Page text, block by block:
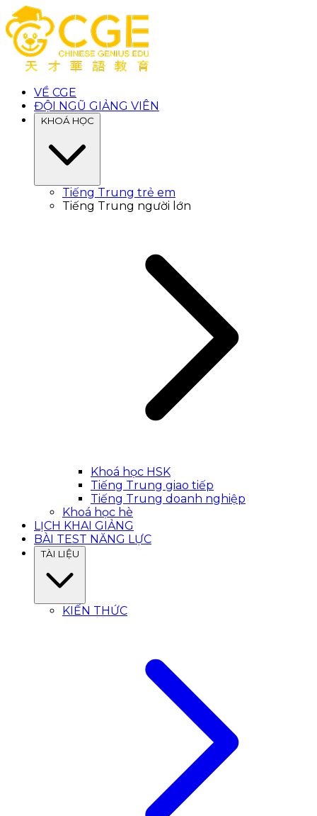
VỀ CGE
ĐỘI NGŨ GIẢNG VIÊN
KHOÁ HỌC
Tiếng Trung trẻ em
Tiếng Trung người lớn
Khoá học HSK
Tiếng Trung giao tiếp
Tiếng Trung doanh nghiệp
Khoá học hè
LỊCH KHAI GIẢNG
BÀI TEST NĂNG LỰC
TÀI LIỆU
KIẾN THỨC